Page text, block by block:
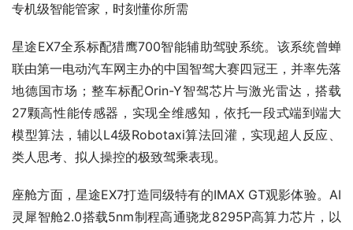
专机级智能管家，时刻懂你所需
星途EX7全系标配猎鹰700智能辅助驾驶系统。该系统曾蝉
联由第一电动汽车网主办的中国智驾大赛四冠王，并率先落
地德国市场；整车标配Orin-Y智驾芯片与激光雷达，搭载
27颗高性能传感器，实现全维感知，依托一段式端到端大
模型算法，辅以L4级Robotaxi算法回灌，实现超人反应、
类人思考、拟人操控的极致驾乘表现。
座舱方面，星途EX7打造同级特有的IMAX GT观影体验。AI
灵犀智舱2.0搭载5nm制程高通骁龙8295P高算力芯片，以